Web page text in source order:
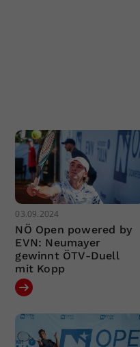
03.09.2024
NÖ Open powered by
EVN: Neumayer
gewinnt ÖTV-Duell
mit Kopp